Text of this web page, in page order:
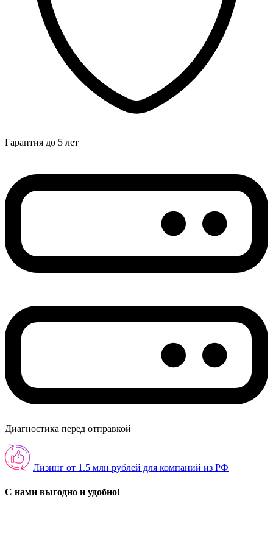
Гарантия до 5 лет
Диагностика перед отправкой
Лизинг от 1.5 млн рублей для компаний из РФ
С нами выгодно и удобно!